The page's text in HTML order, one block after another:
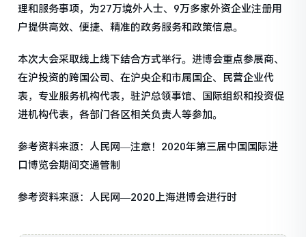
理和服务事项，为27万境外人士、9万多家外资企业注册用
户提供高效、便捷、精准的政务服务和政策信息。
本次大会采取线上线下结合方式举行。进博会重点参展商、
在沪投资的跨国公司、在沪央企和市属国企、民营企业代
表，专业服务机构代表，驻沪总领事馆、国际组织和投资促
进机构代表，各部门各区相关负责人等参加。
参考资料来源：人民网—注意！2020年第三届中国国际进
口博览会期间交通管制
参考资料来源：人民网—2020上海进博会进行时